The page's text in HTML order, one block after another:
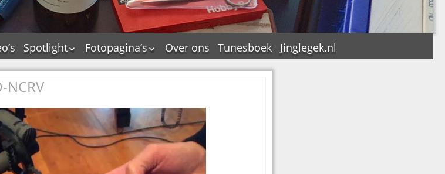
Spotlight
De Tourflitsjingle –
wie zijn de makers?
Jingledemo’s en hun
tags
Dallas jingle city
De Tourtune
Ferry Maat 65
Fotopagina’s
JAM in pictures
Pepper & Tanner in
pictures
Top Format in
Over ons Tunesboek Jinglegek.nl